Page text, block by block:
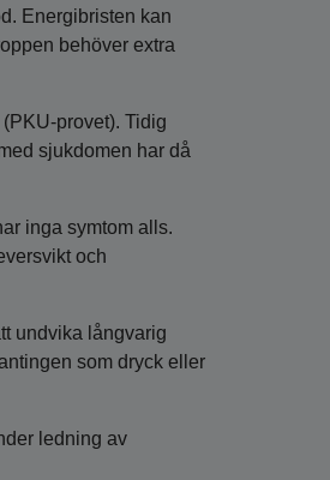
Energibristen kan
behöver extra
provet). Tidig
sjukdomen har då
inga symtom alls.
och
undvika långvarig
som dryck eller
ledning av